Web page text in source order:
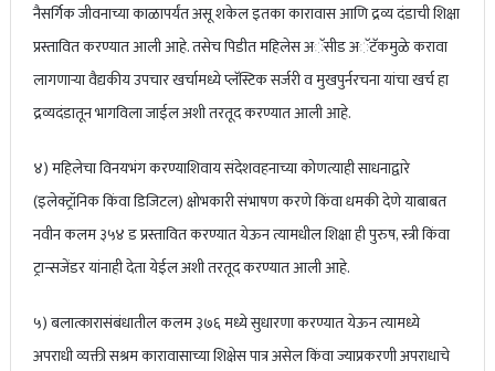
नैसर्गिक जीवनाच्या काळापर्यंत असू शकेल इतका कारावास आणि द्रव्य दंडाची शिक्षा
प्रस्तावित करण्यात आली आहे. तसेच पिडीत महिलेस अॅसीड अॅटॅकमुळे करावा
लागणाऱ्या वैद्यकीय उपचार खर्चामध्ये प्लॅस्टिक सर्जरी व मुखपुर्नरचना यांचा खर्च हा
द्रव्यदंडातून भागविला जाईल अशी तरतूद करण्यात आली आहे.
४) महिलेचा विनयभंग करण्याशिवाय संदेशवहनाच्या कोणत्याही साधनाद्वारे
(इलेक्ट्रॉनिक किंवा डिजिटल) क्षोभकारी संभाषण करणे किंवा धमकी देणे याबाबत
नवीन कलम ३५४ ड प्रस्तावित करण्यात येऊन त्यामधील शिक्षा ही पुरुष, स्त्री किंवा
ट्रान्सजेंडर यांनाही देता येईल अशी तरतूद करण्यात आली आहे.
५) बलात्कारासंबंधातील कलम ३७६ मध्ये सुधारणा करण्यात येऊन त्यामध्ये
अपराधी व्यक्ती सश्रम कारावासाच्या शिक्षेस पात्र असेल किंवा ज्याप्रकरणी अपराधाचे